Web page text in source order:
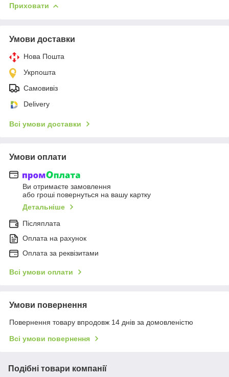
Приховати
Умови доставки
Нова Пошта
Укрпошта
Самовивіз
Delivery
Всі умови доставки
Умови оплати
Ви отримаєте замовлення
або гроші повернуться на вашу картку
Детальніше
Післяплата
Оплата на рахунок
Оплата за реквізитами
Всі умови оплати
Умови повернення
Повернення товару впродовж 14 днів за домовленістю
Всі умови повернення
Подібні товари компанії